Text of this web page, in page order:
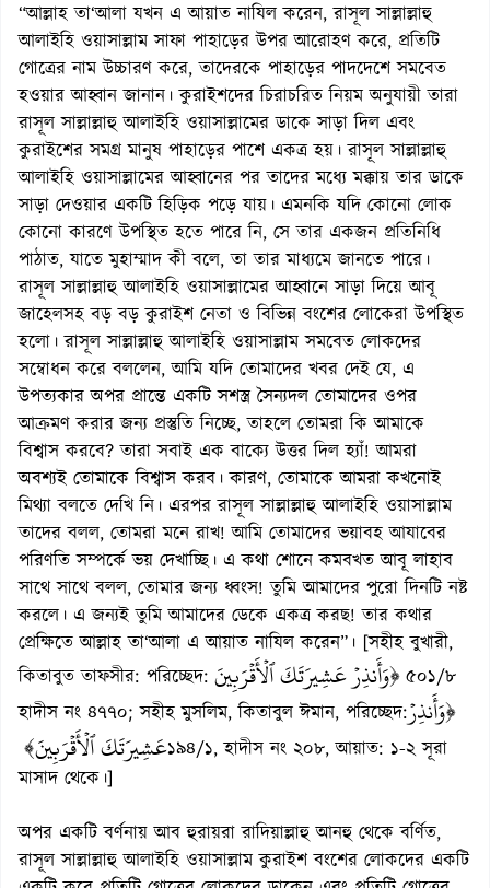
“আল্লাহ তা‘আলা যখন এ আয়াত নাযিল করেন, রাসূল সাল্লাল্লাহু
আলাইহি ওয়াসাল্লাম সাফা পাহাড়ের উপর আরোহণ করে, প্রতিটি
গোত্রের নাম উচ্চারণ করে, তাদেরকে পাহাড়ের পাদদেশে সমবেত
হওয়ার আহ্বান জানান। কুরাইশদের চিরাচরিত নিয়ম অনুযায়ী তারা
রাসূল সাল্লাল্লাহু আলাইহি ওয়াসাল্লামের ডাকে সাড়া দিল এবং
কুরাইশের সমগ্র মানুষ পাহাড়ের পাশে একত্র হয়। রাসূল সাল্লাল্লাহু
আলাইহি ওয়াসাল্লামের আহ্বানের পর তাদের মধ্যে মক্কায় তার ডাকে
সাড়া দেওয়ার একটি হিড়িক পড়ে যায়। এমনকি যদি কোনো লোক
কোনো কারণে উপস্থিত হতে পারে নি, সে তার একজন প্রতিনিধি
পাঠাত, যাতে মুহাম্মাদ কী বলে, তা তার মাধ্যমে জানতে পারে।
রাসূল সাল্লাল্লাহু আলাইহি ওয়াসাল্লামের আহ্বানে সাড়া দিয়ে আবূ
জাহেলসহ বড় বড় কুরাইশ নেতা ও বিভিন্ন বংশের লোকেরা উপস্থিত
হলো। রাসূল সাল্লাল্লাহু আলাইহি ওয়াসাল্লাম সমবেত লোকদের
সম্বোধন করে বললেন, আমি যদি তোমাদের খবর দেই যে, এ
উপত্যকার অপর প্রান্তে একটি সশস্ত্র সৈন্যদল তোমাদের ওপর
আক্রমণ করার জন্য প্রস্তুতি নিচ্ছে, তাহলে তোমরা কি আমাকে
বিশ্বাস করবে? তারা সবাই এক বাক্যে উত্তর দিল হ্যাঁ! আমরা
অবশ্যই তোমাকে বিশ্বাস করব। কারণ, তোমাকে আমরা কখনোই
মিথ্যা বলতে দেখি নি। এরপর রাসূল সাল্লাল্লাহু আলাইহি ওয়াসাল্লাম
তাদের বলল, তোমরা মনে রাখ! আমি তোমাদের ভয়াবহ আযাবের
পরিণতি সম্পর্কে ভয় দেখাচ্ছি। এ কথা শোনে কমবখত আবূ লাহাব
সাথে সাথে বলল, তোমার জন্য ধ্বংস! তুমি আমাদের পুরো দিনটি নষ্ট
করলে। এ জন্যই তুমি আমাদের ডেকে একত্র করছ! তার কথার
প্রেক্ষিতে আল্লাহ তা‘আলা এ আয়াত নাযিল করেন”। [সহীহ বুখারী,
কিতাবুত তাফসীর: পরিচ্ছেদ: ﴿وَأَنذِرۡ عَشِيرَتَكَ ٱلۡأَقۡرَبِينَ ৫০১/৮
হাদীস নং ৪৭৭০; সহীহ মুসলিম, কিতাবুল ঈমান, পরিচ্ছেদ:﴿وَأَنذِرۡ
عَشِيرَتَكَ ٱلۡأَقۡرَبِينَ﴾১৯৪/১, হাদীস নং ২০৮, আয়াত: ১-২ সূরা
মাসাদ থেকে।]
অপর একটি বর্ণনায় আব হুরায়রা রাদিয়াল্লাহু আনহু থেকে বর্ণিত,
রাসূল সাল্লাল্লাহু আলাইহি ওয়াসাল্লাম কুরাইশ বংশের লোকদের একটি